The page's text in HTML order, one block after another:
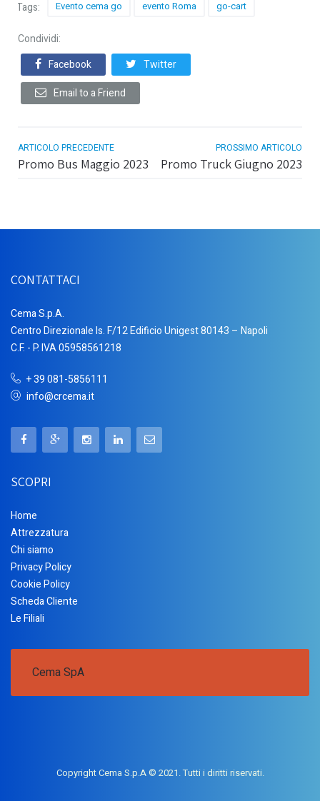
Tags: Evento cema go evento Roma go-cart
Condividi:
Facebook
Twitter
Email to a Friend
ARTICOLO PRECEDENTE
Promo Bus Maggio 2023
PROSSIMO ARTICOLO
Promo Truck Giugno 2023
CONTATTACI
Cema S.p.A.
Centro Direzionale Is. F/12 Edificio Unigest 80143 – Napoli
C.F. - P. IVA 05958561218
+ 39 081-5856111
info@crcema.it
SCOPRI
Home
Attrezzatura
Chi siamo
Privacy Policy
Cookie Policy
Scheda Cliente
Le Filiali
Cema SpA
Copyright Cema S.p.A © 2021. Tutti i diritti riservati.